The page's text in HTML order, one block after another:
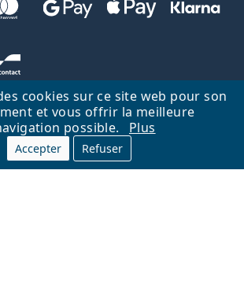
cookies sur ce site web pour son
et vous offrir la meilleure
possible.
Plus
Accepter Refuser
d'accueil Haut
Nederlands